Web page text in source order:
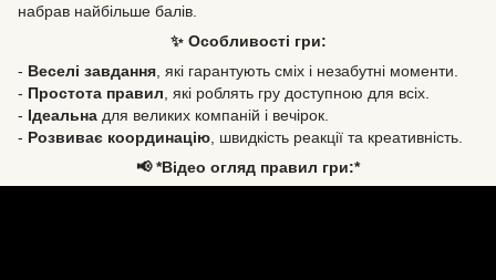
набрав найбільше балів.
✨ Особливості гри:
- Веселі завдання , які гарантують сміх і незабутні моменти.
- Простота правил , які роблять гру доступною для всіх.
- Ідеальна для великих компаній і вечірок.
- Розвиває координацію , швидкість реакції та креативність.
📢 *Відео огляд правил гри:*